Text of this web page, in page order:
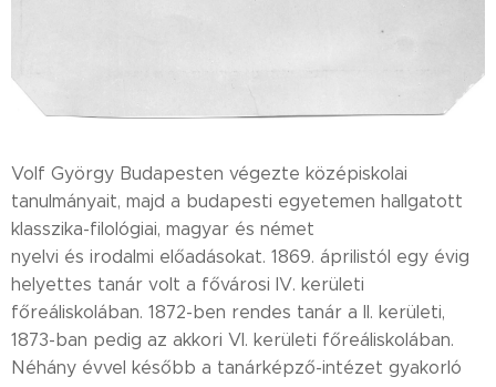
Volf György Budapesten végezte középiskolai
tanulmányait, majd a budapesti egyetemen hallgatott
klasszika-filológiai, magyar és német
nyelvi és irodalmi előadásokat. 1869. áprilistól egy évig
helyettes tanár volt a fővárosi IV. kerületi
főreáliskolában. 1872-ben rendes tanár a II. kerületi,
1873-ban pedig az akkori VI. kerületi főreáliskolában.
Néhány évvel később a tanárképző-intézet gyakorló